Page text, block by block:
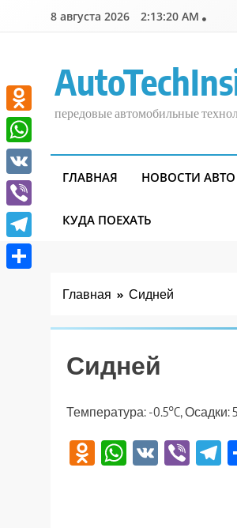
8 августа 2026 2:13:21 AM
передовые автомобильные
ГЛАВНАЯ НОВОСТИ АВТО
КУДА ПОЕХАТЬ
Главная Сидней
Сидней
Температура: -0.5°C, Осадки:
Odnoklassniki
WhatsApp
VK
Odnoklassniki
WhatsApp
VK
Viber
Telegram